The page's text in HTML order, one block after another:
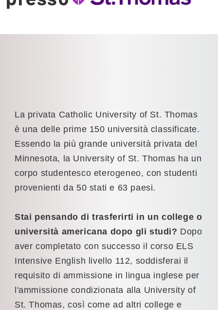
La privata Catholic University of St. Thomas
è una delle prime 150 università classificate.
Essendo la più grande università privata del
Minnesota, la University of St. Thomas ha un
corpo studentesco eterogeneo, con studenti
provenienti da 50 stati e 63 paesi.
Stai pensando di trasferirti in un college o
università americana dopo gli studi? Dopo
aver completato con successo il corso ELS
Intensive English livello 112, soddisferai il
requisito di ammissione in lingua inglese per
l'ammissione condizionata alla University of
St. Thomas, così come ad altri college e